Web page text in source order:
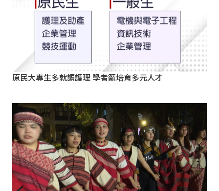
原民大專生多就讀護理 學者籲培育多元人才